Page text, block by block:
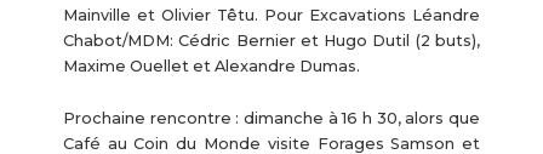
Mainville et Olivier Têtu. Pour Excavations Léandre
Chabot/MDM: Cédric Bernier et Hugo Dutil (2 buts),
Maxime Ouellet et Alexandre Dumas.
Prochaine rencontre : dimanche à 16 h 30, alors que
Café au Coin du Monde visite Forages Samson et